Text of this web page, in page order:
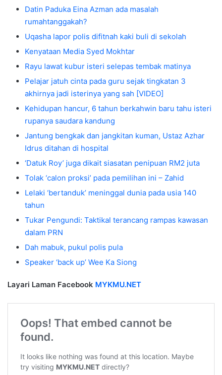
Datin Paduka Eina Azman ada masalah
rumahtanggakah?
Uqasha lapor polis difitnah kaki buli di sekolah
Kenyataan Media Syed Mokhtar
Rayu lawat kubur isteri selepas tembak matinya
Pelajar jatuh cinta pada guru sejak tingkatan 3
akhirnya jadi isterinya yang sah [VIDEO]
Kehidupan hancur, 6 tahun berkahwin baru tahu isteri
rupanya saudara kandung
Jantung bengkak dan jangkitan kuman, Ustaz Azhar
Idrus ditahan di hospital
‘Datuk Roy’ juga dikait siasatan penipuan RM2 juta
Tolak ‘calon proksi’ pada pemilihan ini – Zahid
Lelaki ‘bertanduk’ meninggal dunia pada usia 140
tahun
Tukar Pengundi: Taktikal terancang rampas kawasan
dalam PRN
Dah mabuk, pukul polis pula
Speaker ‘back up’ Wee Ka Siong
Layari Laman Facebook MYKMU.NET